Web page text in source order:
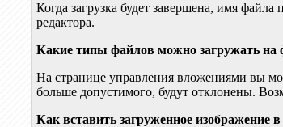
Когда загрузка будет завершена, имя
редактора.
Какие типы файлов можно загружать на
На странице управления вложениями вы
больше допустимого, будут отклонены.
Как вставить загруженное изображение